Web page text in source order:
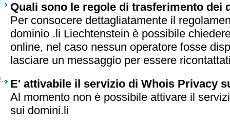
Quali sono le regole di trasferimento dei
Per consocere dettagliatamente il
dominio .li Liechtenstein è possibile
online, nel caso nessun operatore fosse
lasciare un messaggio per essere
E' attivabile il servizio di Whois Privacy
Al momento non è possibile attivare il
sui domini.li